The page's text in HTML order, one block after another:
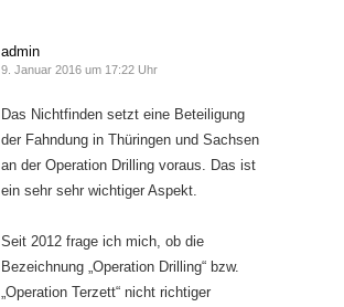
admin
9. Januar 2016 um 17:22 Uhr
Das Nichtfinden setzt eine Beteiligung
der Fahndung in Thüringen und Sachsen
an der Operation Drilling voraus. Das ist
ein sehr sehr wichtiger Aspekt.
Seit 2012 frage ich mich, ob die
Bezeichnung „Operation Drilling“ bzw.
„Operation Terzett“ nicht richtiger